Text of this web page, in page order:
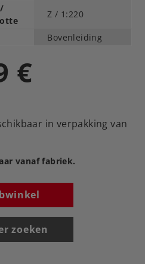
Z / 1:220
Bovenleiding
€
in verpakking van
vanaf fabriek.
zoeken